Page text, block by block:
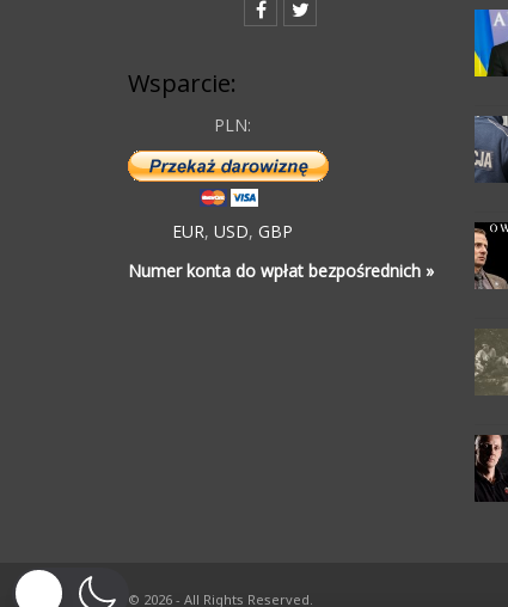
Wsparcie:
PLN:
EUR, USD, GBP
Numer konta do wpłat bezpośrednich »
© 2026 - All Rights Reserved.